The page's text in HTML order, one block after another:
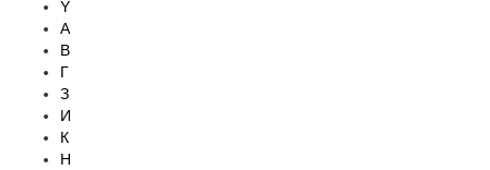
Y
А
В
Г
З
И
К
Н